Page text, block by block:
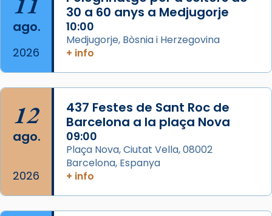
Arquebisbat de Barcelona
2 weeks ago
Acompanyant la història de sant Cugat, a
partir de l’Edat Mitjana sorgeix la tradició
que les santes Juliana (“relatiu a Júlia”) i
Semproniana (“relatiu a Semprònia =
eterna”) són deixebles seves. I l’any 1667, el
frare Joan Gaspar Roig, afirma en una obra
que les santes són filles de l’antiga Iluro.
Mataró en reivindicarà les relíq
ago.
2026
30 a 60 anys a Medjugorje
10:00
Medjugorje, Bòsnia i Herzegovina
+ info
12
ago.
2026
437 Festes de Sant Roc de
Barcelona a la plaça Nova
09:00
Plaça Nova, Ciutat Vella, 08002
Barcelona, Espanya
+ info